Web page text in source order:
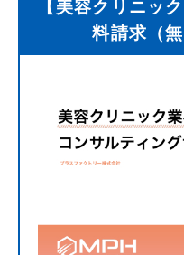
【美容クリニッ
料請求（